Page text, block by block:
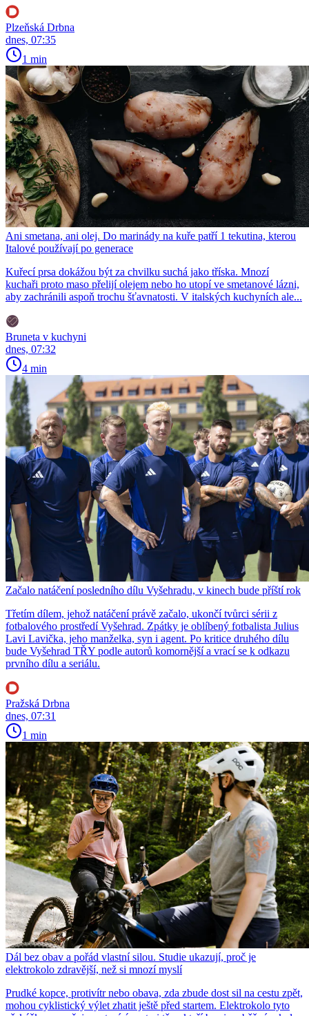
Plzeňská Drbna
dnes, 07:35
1 min
Ani smetana, ani olej. Do marinády na kuře patří 1 tekutina, kterou
Italové používají po generace
Kuřecí prsa dokážou být za chvilku suchá jako tříska. Mnozí
kuchaři proto maso přelijí olejem nebo ho utopí ve smetanové lázni,
aby zachránili aspoň trochu šťavnatosti. V italských kuchyních ale...
Bruneta v kuchyni
dnes, 07:32
4 min
Začalo natáčení posledního dílu Vyšehradu, v kinech bude příští rok
Třetím dílem, jehož natáčení právě začalo, ukončí tvůrci sérii z
fotbalového prostředí Vyšehrad. Zpátky je oblíbený fotbalista Julius
Lavi Lavička, jeho manželka, syn i agent. Po kritice druhého dílu
bude Vyšehrad TŘY podle autorů komornější a vrací se k odkazu
prvního dílu a seriálu.
Pražská Drbna
dnes, 07:31
1 min
Dál bez obav a pořád vlastní silou. Studie ukazují, proč je
elektrokolo zdravější, než si mnozí myslí
Prudké kopce, protivítr nebo obava, zda zbude dost sil na cestu zpět,
mohou cyklistický výlet zhatit ještě před startem. Elektrokolo tyto